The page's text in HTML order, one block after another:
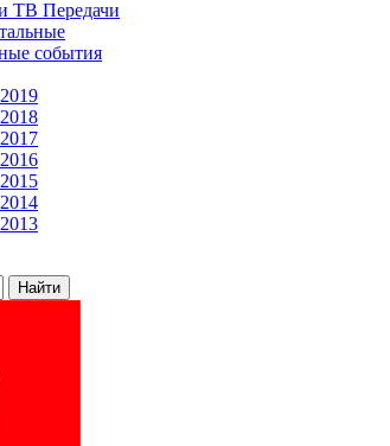
ТВ Передачи
события
Найти